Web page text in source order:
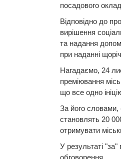
посадового
Відповідно до
вирішення
та надання
при наданні
Нагадаємо, 24
преміювання
що все одно
За його словами,
становлять 20
отримувати
У результаті
обговорення.